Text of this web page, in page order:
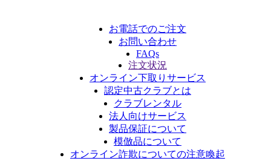
お電話でのご注文
お問い合わせ
FAQs
注文状況
オンライン下取りサービス
認定中古クラブとは
クラブレンタル
法人向けサービス
製品保証について
模倣品について
オンライン詐欺についての注意喚起